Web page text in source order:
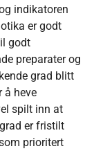
indikatoren
er godt
godt
preparater og
grad blitt
å heve
spilt inn at
er fristilt
prioritert